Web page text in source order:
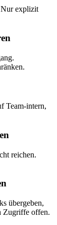
Nur explizit
Team-intern,
reichen.
übergeben,
Zugriffe offen.